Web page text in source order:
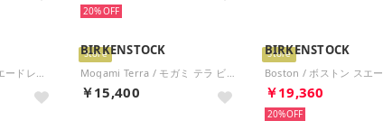
20%
Store
BIRKENSTOCK
￥15,400
Store
BIRKENSTOCK
￥19,360
20%